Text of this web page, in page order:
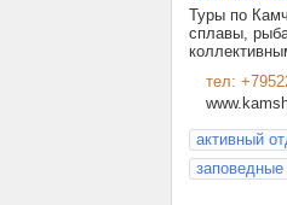
Туры по
сплавы,
тел:
активный
заповедные